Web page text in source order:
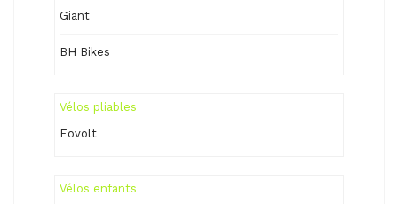
Giant
BH Bikes
Vélos pliables
Eovolt
Vélos enfants